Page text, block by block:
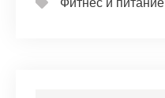
Фитнес и питание